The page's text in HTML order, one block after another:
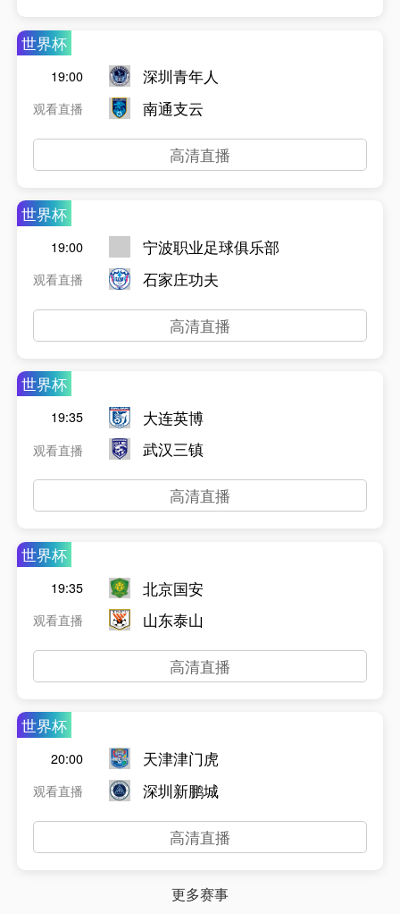
世界杯
19:00
观看直播
深圳青年人
南通支云
高清直播
世界杯
19:00
观看直播
宁波职业足球俱乐部
石家庄功夫
高清直播
世界杯
19:35
观看直播
大连英博
武汉三镇
高清直播
世界杯
19:35
观看直播
北京国安
山东泰山
高清直播
世界杯
20:00
观看直播
天津津门虎
深圳新鹏城
高清直播
更多赛事